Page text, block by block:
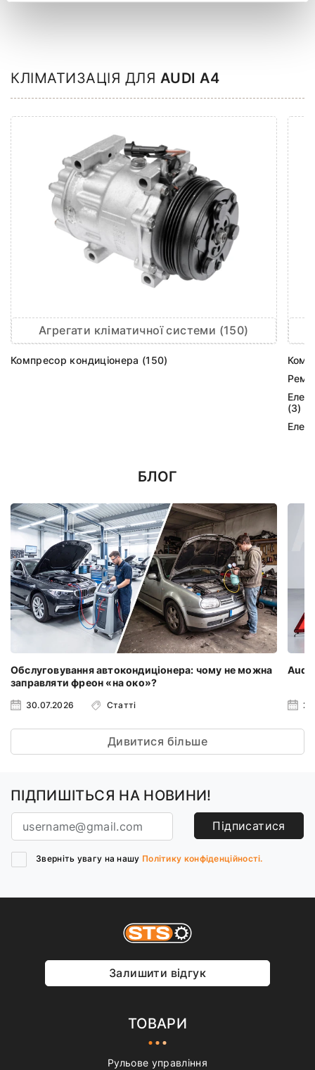
КЛІМАТИЗАЦІЯ ДЛЯ AUDI A4
Агрегати кліматичної системи (150)
Компресор кондиціонера (150)
(3)
БЛОГ
Обслуговування автокондиціонера: чому не можна
заправляти фреон «на око»?
30.07.2026 Статті
Audi
Дивитися більше
ПІДПИШІТЬСЯ НА НОВИНИ!
Підписатися
Зверніть увагу на нашу Політику конфіденційності.
Залишити відгук
ТОВАРИ
Рульове управління